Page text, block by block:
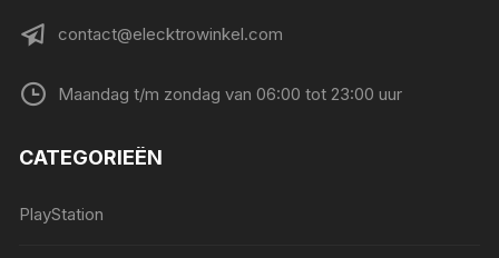
contact@elecktrowinkel.com
Maandag t/m zondag van 06:00 tot 23:00 uur
CATEGORIEËN
PlayStation